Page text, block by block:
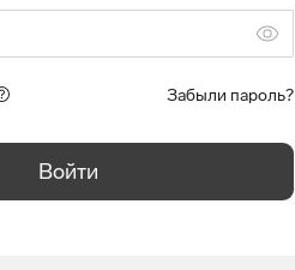
Забыли пароль?
Войти